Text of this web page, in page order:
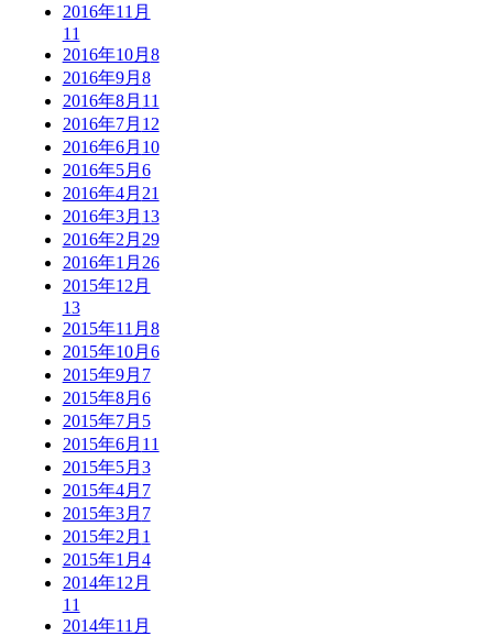
2016年11月
11
2016年10月 8
2016年9月 8
2016年8月 11
2016年7月 12
2016年6月 10
2016年5月 6
2016年4月 21
2016年3月 13
2016年2月 29
2016年1月 26
2015年12月
13
2015年11月 8
2015年10月 6
2015年9月 7
2015年8月 6
2015年7月 5
2015年6月 11
2015年5月 3
2015年4月 7
2015年3月 7
2015年2月 1
2015年1月 4
2014年12月
11
2014年11月